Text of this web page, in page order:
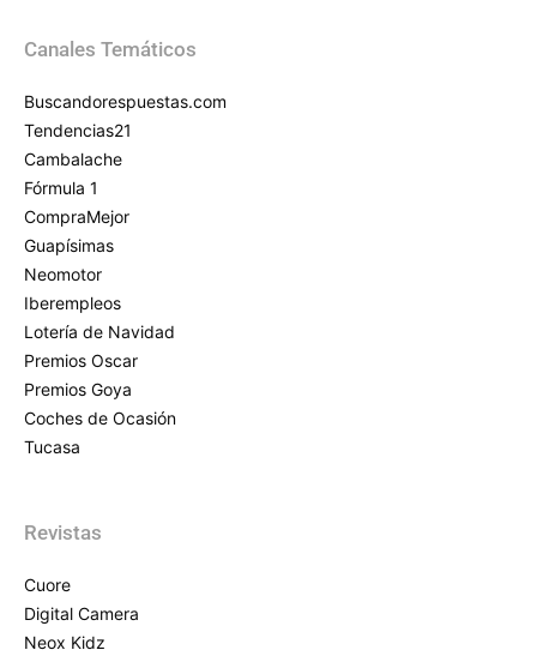
Canales Temáticos
Buscandorespuestas.com
Tendencias21
Cambalache
Fórmula 1
CompraMejor
Guapísimas
Neomotor
Iberempleos
Lotería de Navidad
Premios Oscar
Premios Goya
Coches de Ocasión
Tucasa
Revistas
Cuore
Digital Camera
Neox Kidz